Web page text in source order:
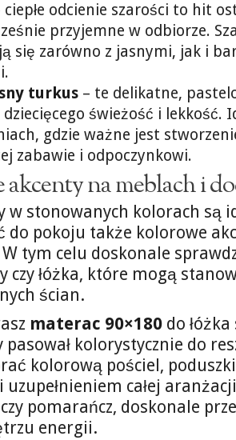
ciepłe odcienie szarości to hit
przyjemne w odbiorze.
się zarówno z jasnymi, jak i
turkus – te delikatne,
świeżość i lekkość.
gdzie ważne jest
zabawie i odpoczynkowi.
na meblach i
w stonowanych kolorach są
do pokoju także kolorowe
tym celu doskonale
czy łóżka, które mogą
ścian.
materac 90×180 do
pasował kolorystycznie do
kolorową pościel,
uzupełnieniem całej
czy pomarańcz, doskonale
energii.